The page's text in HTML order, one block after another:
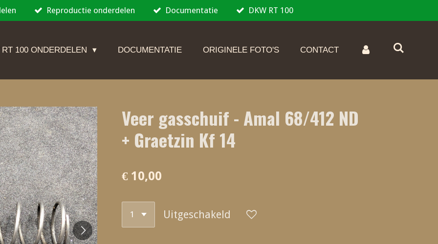
Reproductie onderdelen Documentatie DKW RT 100
RT 100 ONDERDELEN DOCUMENTATIE ORIGINELE FOTO'S CONTACT
Veer gasschuif - Amal 68/412 ND
+ Graetzin Kf 14
€ 10,00
Uitgeschakeld